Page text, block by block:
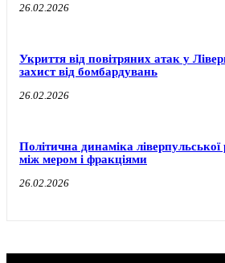
26.02.2026
Укриття від повітряних атак у
захист від бомбардувань
26.02.2026
Політична динаміка
між мером і фракціями
26.02.2026